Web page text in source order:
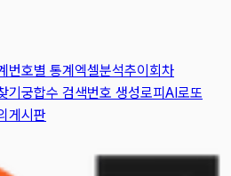
번호별 통계엑셀분석추이 회차
기궁합수 검색번호 생성로피AI로또
게시판